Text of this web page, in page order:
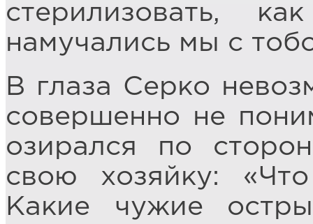
стерилизовать,
намучались мы с
В глаза Серко
совершенно не
озирался по
свою хозяйку:
Какие чужие